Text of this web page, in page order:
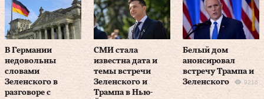
В Германии
недовольны
словами
Зеленского в
разговоре с
СМИ стала
известна дата и
темы встречи
Зеленского и
Трампа в Нью-
Белый дом
анонсировал
встречу Трампа и
Зеленского
9216